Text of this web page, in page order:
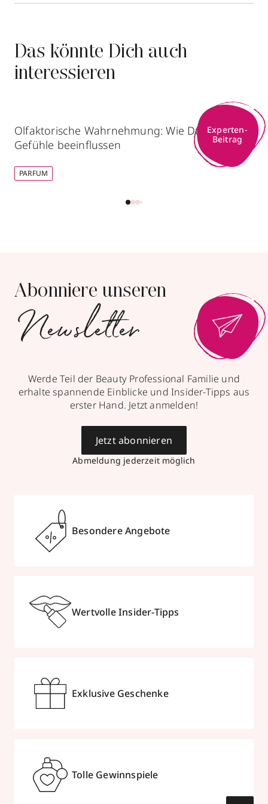
Das könnte Dich auch
interessieren
Experten-
Beitrag
Olfaktorische Wahrnehmung: Wie Düfte unsere
Gefühle beeinflussen
PARFUM
Abonniere unseren
Newsletter
Werde Teil der Beauty Professional Familie und
erhalte spannende Einblicke und Insider-Tipps aus
erster Hand. Jetzt anmelden!
Abmeldung jederzeit möglich
Jetzt abonnieren
Besondere Angebote
Wertvolle Insider-Tipps
Exklusive Geschenke
Tolle Gewinnspiele